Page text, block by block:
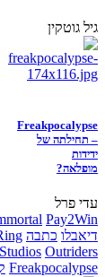
גיל גוטקין
Freakpocalypse
– תחילתה של
ידידות
מופלאה?
עדי פרל
Pay2Win
דיאבלו כתבה
Outriders
Freakpocalypse